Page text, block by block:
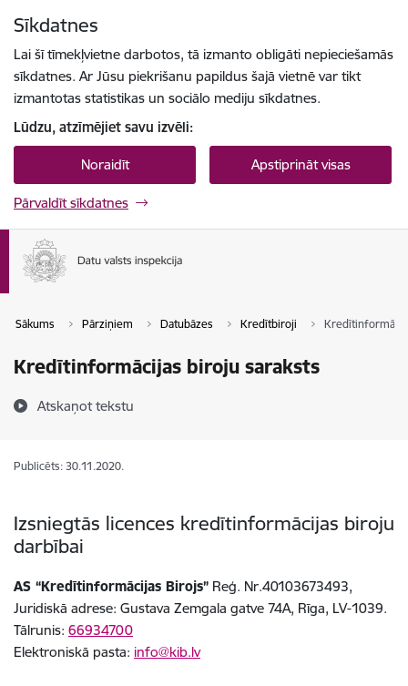
Sīkdatnes
Lai šī tīmekļvietne darbotos, tā izmanto obligāti nepieciešamās
sīkdatnes. Ar Jūsu piekrišanu papildus šajā vietnē var tikt
izmantotas statistikas un sociālo mediju sīkdatnes.
Lūdzu, atzīmējiet savu izvēli:
Noraidīt Apstiprināt visas
Pārvaldīt sīkdatnes
Sākums Pārziņiem Datubāzes Kredītbiroji
Kredītinformācijas biroju saraksts
Atskaņot tekstu
Publicēts: 30.11.2020.
Izsniegtās licences kredītinformācijas biroju
darbībai
AS “Kredītinformācijas Birojs” Reģ. Nr.40103673493,
Juridiskā adrese: Gustava Zemgala gatve 74A, Rīga, LV-1039.
Tālrunis: 66934700
Elektroniskā pasta: info@kib.lv